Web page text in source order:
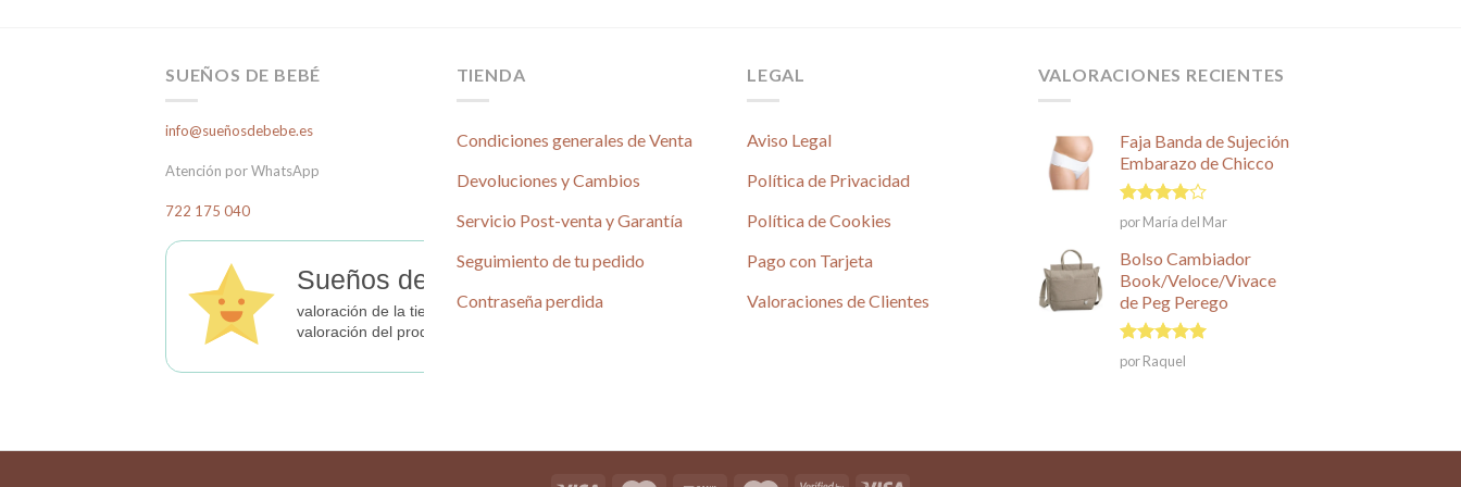
múltiples
opciones
elegir
la
página
Las
pueden
en
la
página
de
producto
SUEÑOS DE BEBÉ
info@sueñosdebebe.es
Atención por WhatsApp
722 175 040
Sueños de Bebé
valoración de la tienda
4.80 / 5
valoración del producto
TIENDA
Condiciones generales de Venta
Devoluciones y Cambios
Servicio Post-venta y Garantía
Seguimiento de tu pedido
Contraseña perdida
LEGAL
Aviso Legal
Política de Privacidad
Política de Cookies
Pago con Tarjeta
Valoraciones de Clientes
VALORACIONES RECIENTES
Faja Banda de Sujeción
Embarazo de Chicco
Valorado
en
5
por María del Mar
Bolso Cambiador
Book/Veloce/Vivace
de Peg Perego
Valorado en
5
de 5
por Raquel